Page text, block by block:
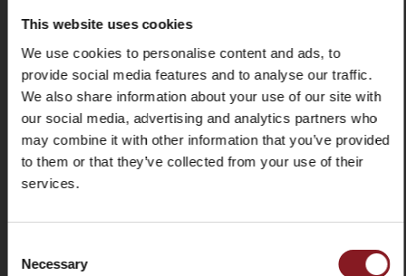
This website uses cookies
We use cookies to personalise content and ads, to
provide social media features and to analyse our traffic.
We also share information about your use of our site with
our social media, advertising and analytics partners who
may combine it with other information that you’ve provided
to them or that they’ve collected from your use of their
services.
Selection
Necessary
REINIGUNG UND HYGIENE
Professioneller Schlitten und Unterplatte aus Edelstahl
mit einem Entriegelungssystem für eine umfassende
Reinigung. Zwischengeschobene Gummis reduzieren
die Bewegungen beim Schnitt auf ein Minimum
Produkthalter aus eloxiertem Aluminium mit
Stahlspitzen für einen optimalen Halt des Produktes
Sehr großräumig für die Reinigung und hinteres
System zur schnellen Entfernung des Einhakkörpers des
Teller aus Edelstahl, abnehmbar und spülmaschinenfest
(eckig)
Einzelheiten
Oberflächen aus poliertem Stahl,
Schraubmechanismus zum
Öffnen des Klingenschutzes.
Abnehmbare Teile
Restehalter deflector;
Auffangteller; Schneidgutplatte
Schleifapparat
und erhalten Sie sofort einen Rabattcode von